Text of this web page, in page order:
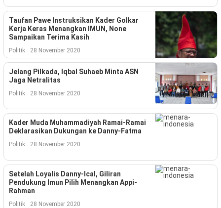
©
Copyright
2026
Menara
.
Right
Reserve
Taufan Pawe Instruksikan Kader Golkar
Kerja Keras Menangkan IMUN, None
Sampaikan Terima Kasih
Politik 28 November 2020
Jelang Pilkada, Iqbal Suhaeb Minta ASN
Jaga Netralitas
Politik 28 November 2020
Kader Muda Muhammadiyah Ramai-Ramai
Deklarasikan Dukungan ke Danny-Fatma
Politik 28 November 2020
Setelah Loyalis Danny-Ical, Giliran
Pendukung Imun Pilih Menangkan Appi-
Rahman
Politik 28 November 2020